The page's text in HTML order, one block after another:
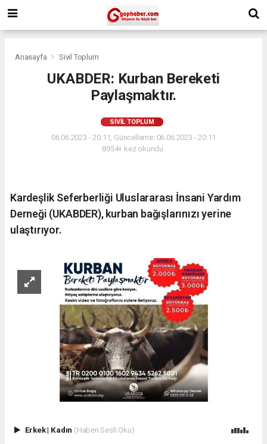
Anasayfa Sivil Toplum
UKABDER: Kurban Bereketi
Paylaşmaktır.
SIVIL TOPLUM
06.06.2023 - 20:11, Güncelleme: 06.06.2023 - 20:11
8954+ kez okundu.
Kardeşlik Seferberliği Uluslararası İnsani Yardım
Derneği (UKABDER), kurban bağışlarınızı yerine
ulaştırıyor.
Erkek| Kadın (Haberi Sesli Oku)